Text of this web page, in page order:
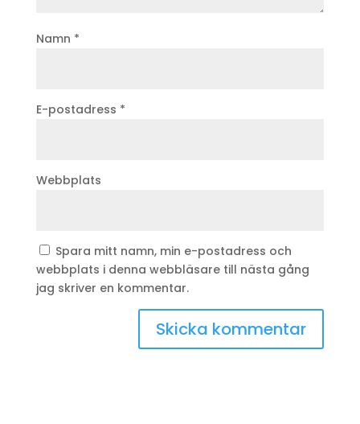
Namn *
E-postadress *
Webbplats
Spara mitt namn, min e-postadress och
webbplats i denna webbläsare till nästa gång
jag skriver en kommentar.